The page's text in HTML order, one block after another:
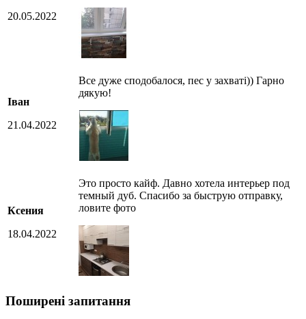
20.05.2022
Іван
21.04.2022
Все дуже сподобалося, пес у захваті)) Гарно
дякую!
Ксения
18.04.2022
Это просто кайф. Давно хотела интерьер под
темный дуб. Спасибо за быструю отправку,
ловите фото
Поширені запитання